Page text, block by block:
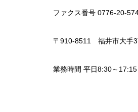
ファクス番号 0776-20-
〒910-8511 福井市大手
業務時間 平日8:30～17:15